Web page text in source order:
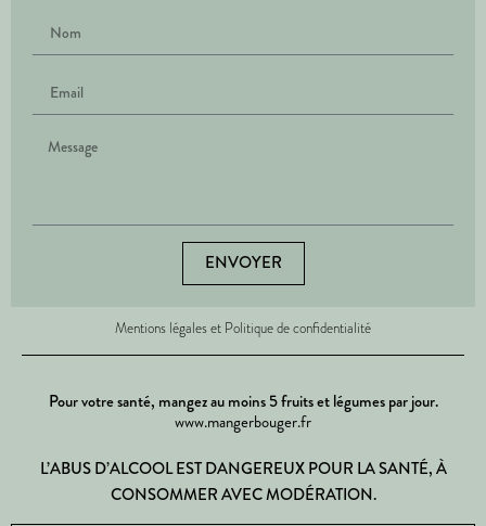
ENVOYER
Mentions légales et Politique de confidentialité
Pour votre santé, mangez au moins 5 fruits et légumes par jour.
www.mangerbouger.fr
L’ABUS D’ALCOOL EST DANGEREUX POUR LA SANTÉ, À
CONSOMMER AVEC MODÉRATION.